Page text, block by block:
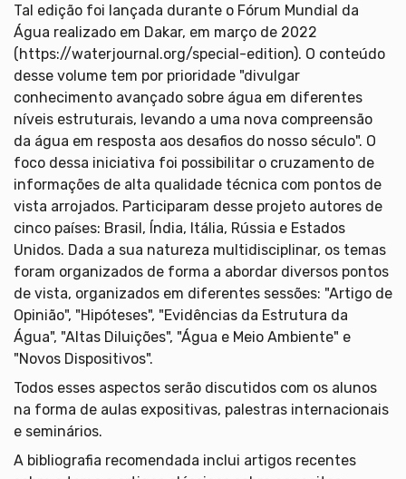
Tal edição foi lançada durante o Fórum Mundial da
Água realizado em Dakar, em março de 2022
(https://waterjournal.org/special-edition). O conteúdo
desse volume tem por prioridade "divulgar
conhecimento avançado sobre água em diferentes
níveis estruturais, levando a uma nova compreensão
da água em resposta aos desafios do nosso século". O
foco dessa iniciativa foi possibilitar o cruzamento de
informações de alta qualidade técnica com pontos de
vista arrojados. Participaram desse projeto autores de
cinco países: Brasil, Índia, Itália, Rússia e Estados
Unidos. Dada a sua natureza multidisciplinar, os temas
foram organizados de forma a abordar diversos pontos
de vista, organizados em diferentes sessões: "Artigo de
Opinião", "Hipóteses", "Evidências da Estrutura da
Água", "Altas Diluições", "Água e Meio Ambiente" e
"Novos Dispositivos".
Todos esses aspectos serão discutidos com os alunos
na forma de aulas expositivas, palestras internacionais
e seminários.
A bibliografia recomendada inclui artigos recentes